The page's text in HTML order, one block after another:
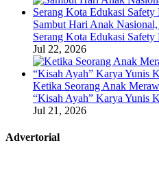
Sambut Hari Anak
Serang Kota Edukasi
Jul 22, 2026
Ketika Seorang Anak
“Kisah Ayah” Karya Yunis
Jul 21, 2026
Advertorial